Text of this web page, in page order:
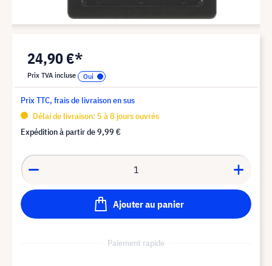
24,90 €*
Prix TVA incluse
Prix TTC, frais de livraison en sus
Délai de livraison: 5 à 8 jours ouvrés
Expédition à partir de9,99 €
Ajouter au panier
Paiement rapide